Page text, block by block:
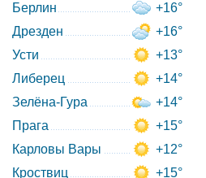
Берлин
+16°
Дрезден
+16°
Усти
+13°
Либерец
+14°
Зелёна-Гура
+14°
Прага
+15°
Карловы Вары
+12°
Кроствиц
+15°